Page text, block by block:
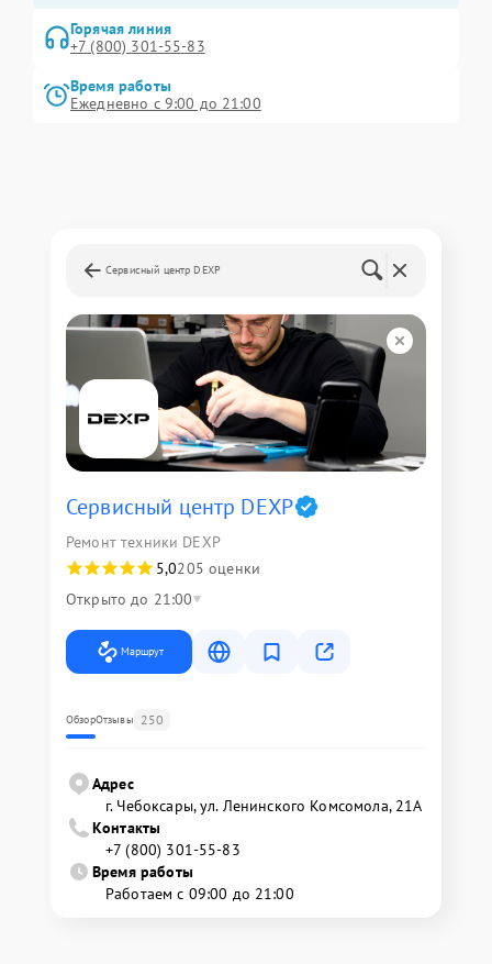
Горячая линия
+7 (800) 301-55-83
Время работы
Ежедневно с 9:00 до 21:00
Сервисный центр DEXP
Сервисный центр DEXP
Ремонт техники DEXP
5,0205 оценки
Открыто до 21:00
Маршрут
ОбзорОтзывы 250
Адрес
г. Чебоксары, ул. Ленинского Комсомола, 21А
Контакты
+7 (800) 301-55-83
Время работы
Работаем с 09:00 до 21:00